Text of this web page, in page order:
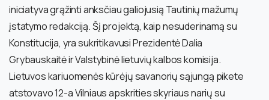
iniciatyva grąžinti anksčiau galiojusią Tautinių mažumų
įstatymo redakciją. Šį projektą, kaip nesuderinamą su
Konstitucija, yra sukritikavusi Prezidentė Dalia
Grybauskaitė ir Valstybinė lietuvių kalbos komisija.
Lietuvos kariuomenės kūrėjų savanorių sąjungą pikete
atstovavo 12-a Vilniaus apskrities skyriaus narių su